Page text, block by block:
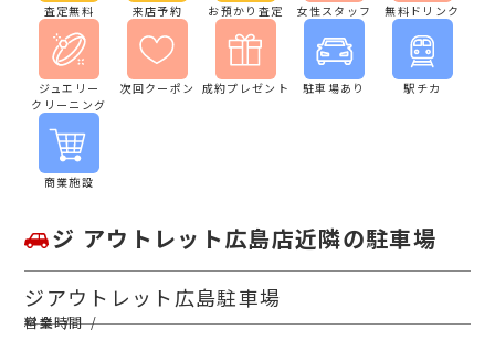
査定無料 来店予約 お預かり査定 女性スタッフ 無料ドリンク
ジュエリー
クリーニング
次回クーポン 成約プレゼント 駐車場あり 駅チカ
商業施設
ジ アウトレット広島店近隣の駐車場
ジアウトレット広島駐車場